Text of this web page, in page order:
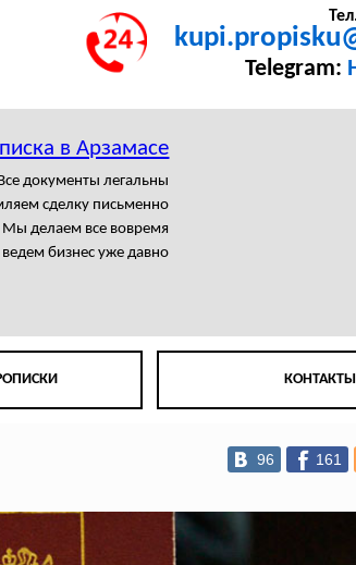
Telegram:
в Арзамасе
документы легальны
сделку письменно
Мы делаем все вовремя
бизнес уже давно
КОНТАКТЫ
96 161